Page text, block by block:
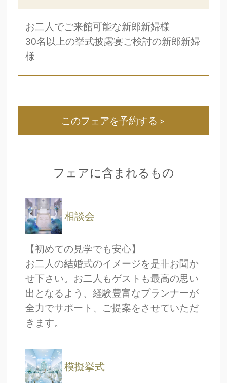
お二人でご来館可能な新郎新婦様
30名以上の挙式披露宴ご検討の新郎新婦
様
このフェアを予約する
フェアに含まれるもの
相談会
【初めての見学でも安心】
お二人の結婚式のイメージを是非お聞か
せ下さい。お二人もゲストも最高の思い
出となるよう、経験豊富なプランナーが
全力でサポート、ご提案をさせていただ
きます。
模擬挙式
時間を選択してください